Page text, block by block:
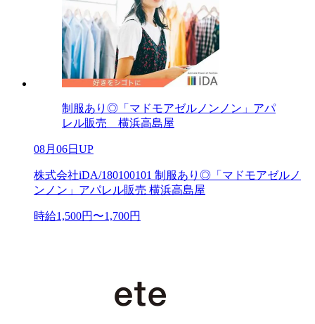
制服あり◎「マドモアゼルノンノン」アパ
レル販売 横浜高島屋
08月06日UP
株式会社iDA/180100101 制服あり◎「マドモアゼルノ
ンノン」アパレル販売 横浜高島屋
時給1,500円〜1,700円